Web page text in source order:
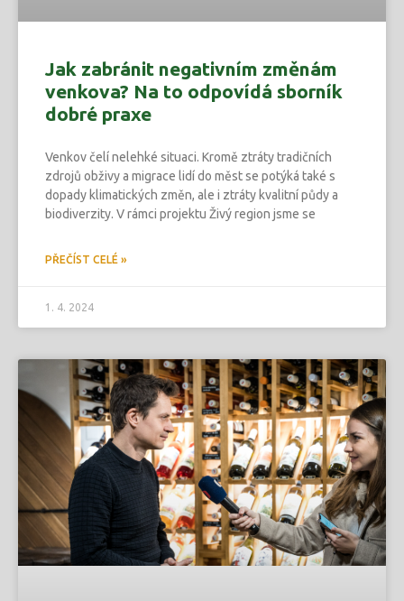
Jak zabránit negativním změnám
venkova? Na to odpovídá sborník
dobré praxe
Venkov čelí nelehké situaci. Kromě ztráty tradičních
zdrojů obživy a migrace lidí do měst se potýká také s
dopady klimatických změn, ale i ztráty kvalitní půdy a
biodiverzity. V rámci projektu Živý region jsme se
PŘEČÍST CELÉ »
1. 4. 2024